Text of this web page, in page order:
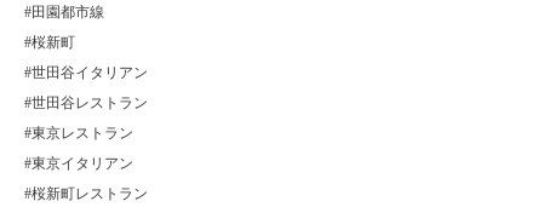
#田園都市線
#桜新町
#世田谷イタリアン
#世田谷レストラン
#東京レストラン
#東京イタリアン
#桜新町レストラン